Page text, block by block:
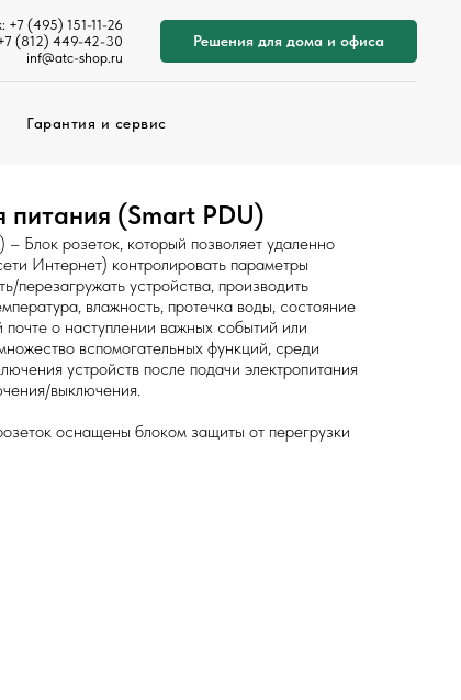
+7 (495) 151-11-26
(812) 449-42-30
inf@atc-shop.ru
Решения для дома и офиса
Гарантия и сервис
питания (Smart PDU)
Блок розеток, который позволяет удаленно
Интернет) контролировать параметры
перезагружать устройства, производить
влажность, протечка воды, состояние
о наступлении важных событий или
вспомогательных функций, среди
устройств после подачи электропитания
выключения.
оснащены блоком защиты от перегрузки